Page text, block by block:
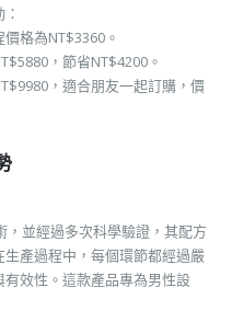
格為NT$3360。
，節省NT$4200。
，適合朋友一起訂購，價
，並經過多次科學驗證，其配方
產過程中，每個環節都經過嚴
效性。這款產品專為男性設